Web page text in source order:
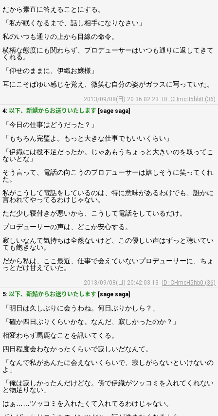
だから素直に答えることにする。
「私が眠くなるまで、話し相手になりなさい」
私のいつも通りの上から目線の命令。
横柄な態度にも関わらず、プロデューサーはいつも通りに返してきて
くれる。
「仰せのままに、伊織お嬢様」
耳にこそばゆい感じを覚え、微笑む自分の姿がガラスに写っていた。
2013/09/08(日) 20:36:02.23
ID: CHmcH5hb0 (36)
4: 以下、新鯖からお送りいたします [sage saga]
「今日の仕事はどうだった？」
「もちろん完璧よ。もっと大きな仕事でもいいくらい」
「伊織には役不足だったか。じゃあもうちょっと大きいのを取ってこ
ないとな」
そう言って、電話の向こうのプロデューサーは嬉しそうに笑ってくれ
た。
私がこうして電話をしているのは、特に意味があるわけでも、誰かに
言われてやってるわけじゃない。
ただ少し寝付きが悪いから、こうして電話をしているだけ。
プロデューサーの声は、どこか安心する。
寂しいなんて気持ちは全然ないけど、この優しい声はずっと聴いてい
ても飽きない。
だから私は、ここ最近、仕事で会えていないプロデューサーに、ちょ
っとだけ甘えていた。
2013/09/08(日) 20:42:03.13
ID: CHmcH5hb0 (36)
5: 以下、新鯖からお送りいたします [sage saga]
「明日は久しぶりに会うわね。何日ぶりかしら？」
「確か四日ぶりくらいかな。なんだ、寂しかったのか？」
相変わらず馬鹿なことを訊いてくる。
四日程度会わなかったくらいで寂しいだなんて。
「なんで私があんたに会えないくらいで、寂しがらないといけないの
よ」
「俺は寂しかったんだけどな。傍で伊織がツッコミを入れてくれない
と物足りない」
はぁ……ツッコミを入れたくて入れてるわけじゃない。